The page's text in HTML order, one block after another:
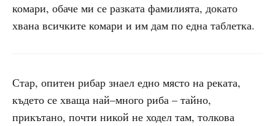
комари, обаче ми се разката фамилията, докато
хвана всичките комари и им дам по една таблетка.
Стар, опитен рибар знаел едно място на реката,
където се хваща най–много риба – тайно,
прикътано, почти никой не ходел там, толкова